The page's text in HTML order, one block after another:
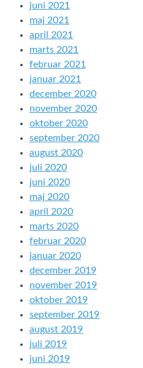
juni 2021
maj 2021
april 2021
marts 2021
februar 2021
januar 2021
december 2020
november 2020
oktober 2020
september 2020
august 2020
juli 2020
juni 2020
maj 2020
april 2020
marts 2020
februar 2020
januar 2020
december 2019
november 2019
oktober 2019
september 2019
august 2019
juli 2019
juni 2019